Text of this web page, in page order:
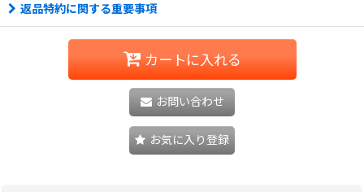
返品特約に関する重要事項
カートに入れる
お問い合わせ
お気に入り登録